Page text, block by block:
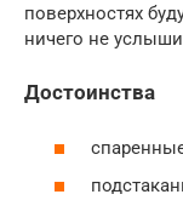
поверхностях
ничего не
Достоинства